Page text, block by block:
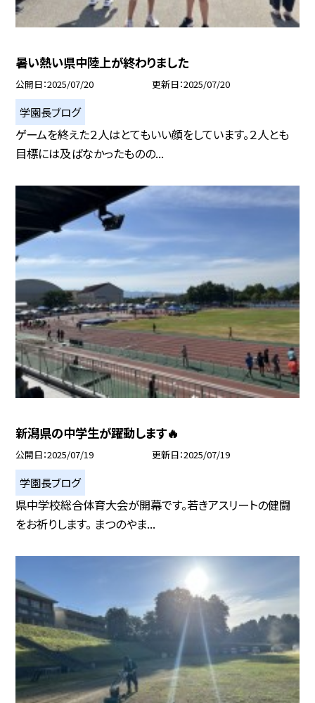
暑い熱い県中陸上が終わりました
公開日 2025/07/20 更新日 2025/07/20
学園長ブログ
ゲームを終えた２人はとてもいい顔をしています。２人とも
目標には及ばなかったものの...
新潟県の中学生が躍動します🔥
公開日 2025/07/19 更新日 2025/07/19
学園長ブログ
県中学校総合体育大会が開幕です。若きアスリートの健闘
をお祈りします。 まつのやま...